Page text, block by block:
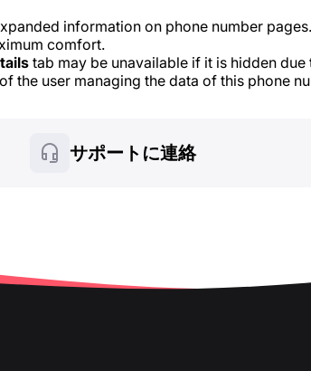
information on phone number pages.
comfort.
tab may be unavailable if it is hidden
the user managing the data of this phone
サポートに連絡